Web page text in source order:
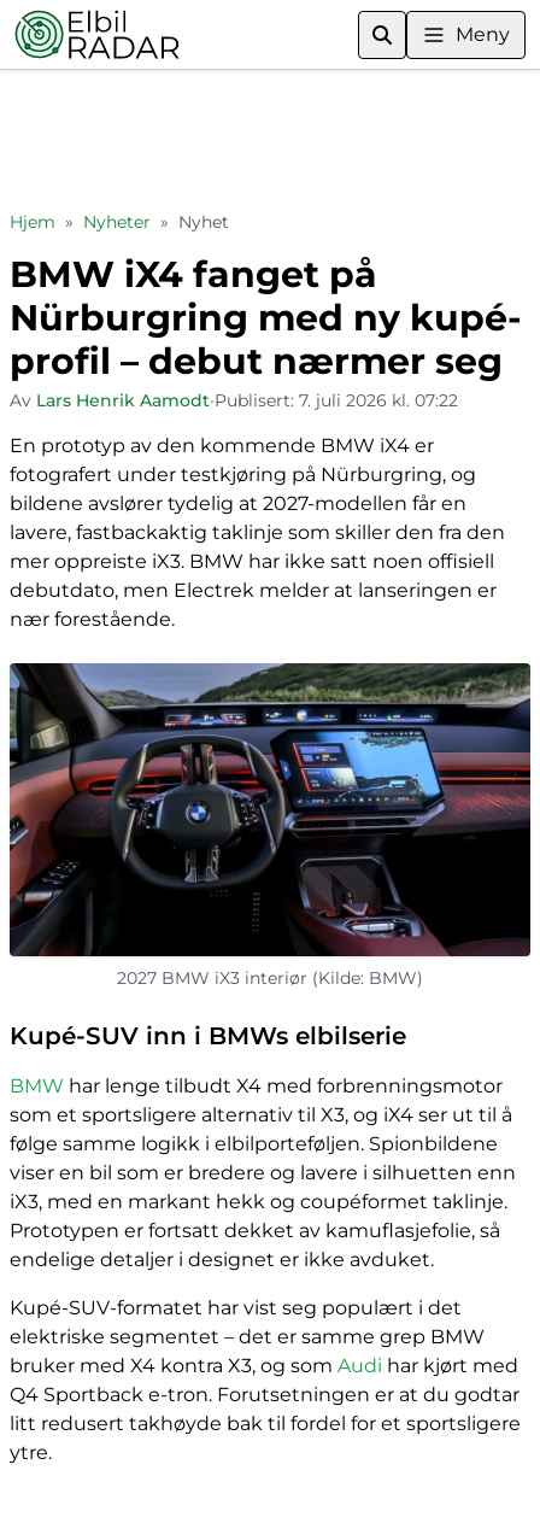
Meny
Hjem » Nyheter » Nyhet
BMW iX4 fanget på
Nürburgring med ny kupé-
profil – debut nærmer seg
Av Lars Henrik Aamodt•Publisert: 7. juli 2026 kl. 07:22
En prototyp av den kommende BMW iX4 er
fotografert under testkjøring på Nürburgring, og
bildene avslører tydelig at 2027-modellen får en
lavere, fastbackaktig taklinje som skiller den fra den
mer oppreiste iX3. BMW har ikke satt noen offisiell
debutdato, men Electrek melder at lanseringen er
nær forestående.
2027 BMW iX3 interiør (Kilde: BMW)
Kupé-SUV inn i BMWs elbilserie
BMW har lenge tilbudt X4 med forbrenningsmotor
som et sportsligere alternativ til X3, og iX4 ser ut til å
følge samme logikk i elbilporteføljen. Spionbildene
viser en bil som er bredere og lavere i silhuetten enn
iX3, med en markant hekk og coupéformet taklinje.
Prototypen er fortsatt dekket av kamuflasjefolie, så
endelige detaljer i designet er ikke avduket.
Kupé-SUV-formatet har vist seg populært i det
elektriske segmentet – det er samme grep BMW
bruker med X4 kontra X3, og som Audi har kjørt med
Q4 Sportback e-tron. Forutsetningen er at du godtar
litt redusert takhøyde bak til fordel for et sportsligere
ytre.